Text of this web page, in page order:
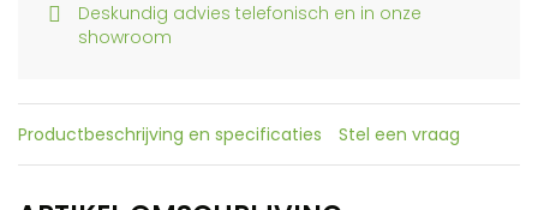
Deskundig advies telefonisch en in onze
showroom
Productbeschrijving en specificaties Stel een vraag